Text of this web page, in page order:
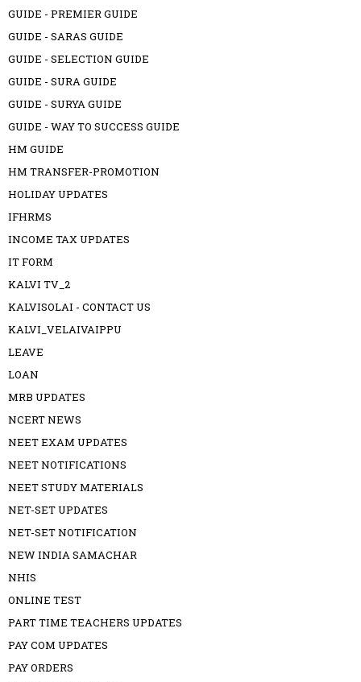
GUIDE - PREMIER GUIDE
GUIDE - SARAS GUIDE
GUIDE - SELECTION GUIDE
GUIDE - SURA GUIDE
GUIDE - SURYA GUIDE
GUIDE - WAY TO SUCCESS GUIDE
HM GUIDE
HM TRANSFER-PROMOTION
HOLIDAY UPDATES
IFHRMS
INCOME TAX UPDATES
IT FORM
KALVI TV_2
KALVISOLAI - CONTACT US
KALVI_VELAIVAIPPU
LEAVE
LOAN
MRB UPDATES
NCERT NEWS
NEET EXAM UPDATES
NEET NOTIFICATIONS
NEET STUDY MATERIALS
NET-SET UPDATES
NET-SET NOTIFICATION
NEW INDIA SAMACHAR
NHIS
ONLINE TEST
PART TIME TEACHERS UPDATES
PAY COM UPDATES
PAY ORDERS